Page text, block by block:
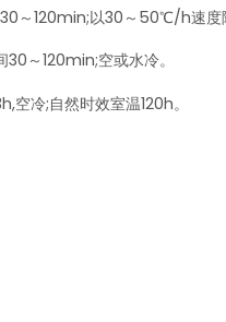
～120min;以30～50℃/h速度
～120min;空或水冷。
冷;自然时效室温120h。